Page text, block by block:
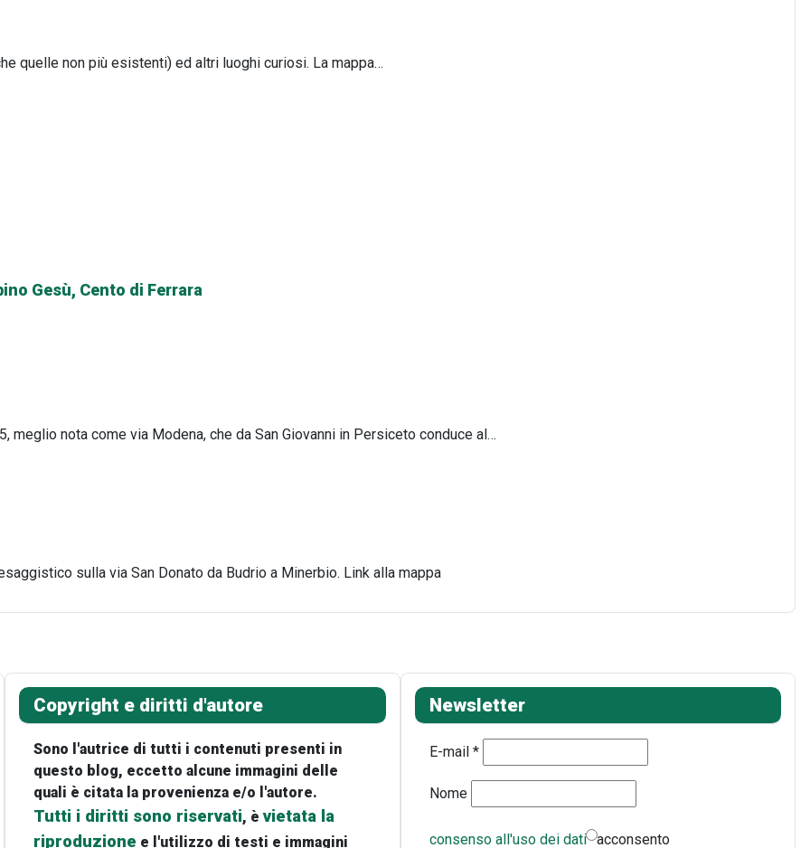
quelle non più esistenti) ed altri luoghi curiosi. La mappa…
Gesù, Cento di Ferrara
meglio nota come via Modena, che da San Giovanni in Persiceto conduce al…
sulla via San Donato da Budrio a Minerbio. Link alla mappa
Copyright e diritti d'autore
Sono l'autrice di tutti i contenuti presenti in
questo blog, eccetto alcune immagini delle
quali è citata la provenienza e/o l'autore.
Tutti i diritti sono riservati, è vietata la
riproduzione e l'utilizzo di testi e immagini
Newsletter
E-mail *
Nome
consenso all'uso dei dati acconsento